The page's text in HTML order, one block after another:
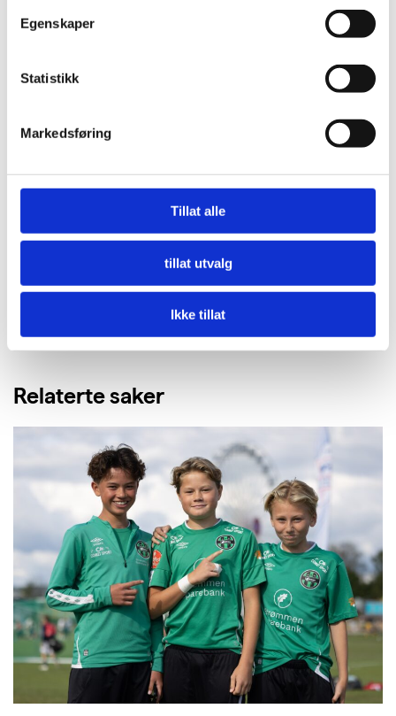
Egenskaper
Statistikk
Markedsføring
Tillat alle
tillat utvalg
Ikke tillat
Hjelp oss med å begrense plastbruken ved å
festivalen – og ved å drikke kranvann istedenfor
flaskevann!
Bildet øverst i saken er tatt av Thor Møller.
Les hvordan Miljøfyrtårn hjelper virksomheter å
kutte plastbruken.
Relaterte saker